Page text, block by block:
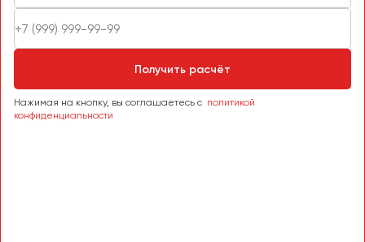
Получить расчёт
Нажимая на кнопку, вы соглашаетесь с политикой
конфиденциальности
Ставрополь
Сургут
Тольятти
Томск